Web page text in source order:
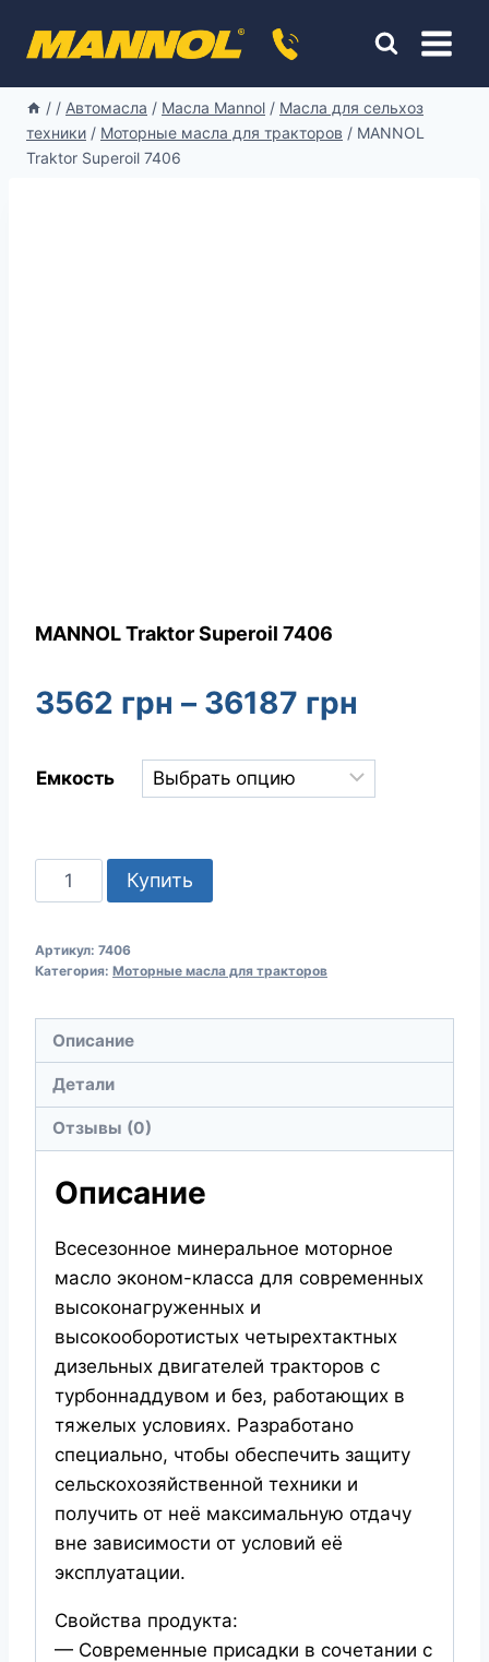
/ / Автомасла / Масла Mannol / Масла для сельхоз
техники / Моторные масла для тракторов / MANNOL
Traktor Superoil 7406
MANNOL Traktor Superoil 7406
3562 грн – 36187 грн
цен:
3562
Емкость
Количество
товара
Traktor
7406
Купить
Артикул: 7406
Категория: Моторные масла для тракторов
Описание
Детали
Отзывы (0)
Описание
Всесезонное минеральное моторное
масло эконом-класса для современных
высоконагруженных и
высокооборотистых четырехтактных
дизельных двигателей тракторов с
турбоннаддувом и без, работающих в
тяжелых условиях. Разработано
специально, чтобы обеспечить защиту
сельскохозяйственной техники и
получить от неё максимальную отдачу
вне зависимости от условий её
эксплуатации.
Свойства продукта:
— Современные присадки в сочетании с